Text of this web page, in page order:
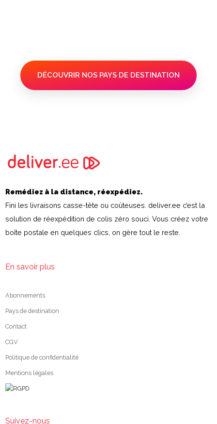
DÉCOUVRIR NOS PAYS DE DESTINATION
Remédiez à la distance, réexpédiez.
Fini les livraisons casse-tête ou coûteuses. deliver.ee c’est la
solution de réexpédition de colis zéro souci. Vous créez votre
boîte postale en quelques clics, on gère tout le reste.
En savoir plus
Abonnements
Pays de destination
Contact
CGV
Politique de confidentialité
Mentions légales
Suivez-nous